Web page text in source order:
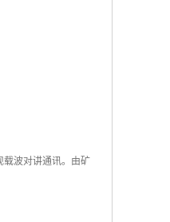
载波对讲通讯。由矿